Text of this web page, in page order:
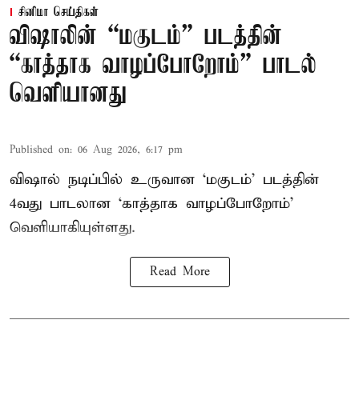
சினிமா செய்திகள்
விஷாலின் “மகுடம்” படத்தின்
“காத்தாக வாழப்போறோம்” பாடல்
வெளியானது
Published on: 06 Aug 2026, 6:17 pm
விஷால் நடிப்பில் உருவான ‘மகுடம்’ படத்தின்
4வது பாடலான ‘காத்தாக வாழப்போறோம்’
வெளியாகியுள்ளது.
Read More